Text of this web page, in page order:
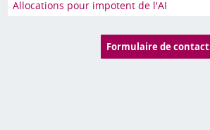
Allocations pour impotent de l'AI
Formulaire de contact